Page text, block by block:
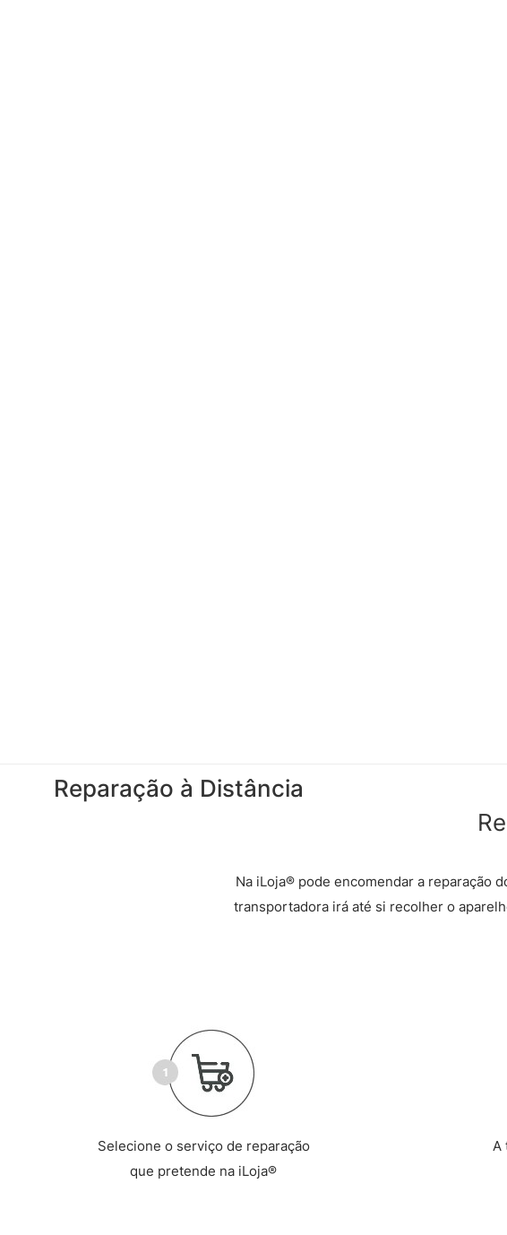
Reparação à Distância
Na iLoja® pode encomendar a reparação
transportadora irá até si recolher o
Selecione o serviço de reparação
que pretende na iLoja®
A